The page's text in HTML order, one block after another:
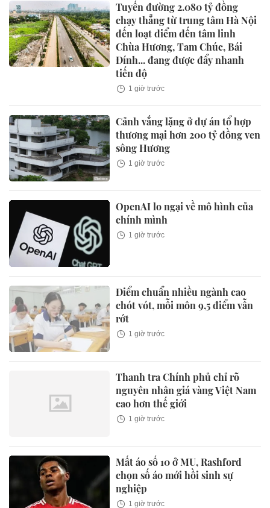
Tuyến đường 2.080 tỷ đồng
chạy thẳng từ trung tâm Hà Nội
đến loạt điểm đến tâm linh
Chùa Hương, Tam Chúc, Bái
Đính... đang được đẩy nhanh
tiến độ
1 giờ trước
Cảnh vắng lặng ở dự án tổ hợp
thương mại hơn 200 tỷ đồng ven
sông Hương
1 giờ trước
OpenAI lo ngại về mô hình của
chính mình
1 giờ trước
Điểm chuẩn nhiều ngành cao
chót vót, mỗi môn 9,5 điểm vẫn
rớt
1 giờ trước
Thanh tra Chính phủ chỉ rõ
nguyên nhân giá vàng Việt Nam
cao hơn thế giới
1 giờ trước
Mất áo số 10 ở MU, Rashford
chọn số áo mới hồi sinh sự
nghiệp
1 giờ trước